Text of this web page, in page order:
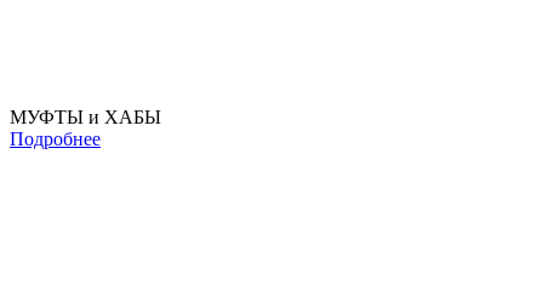
МУФТЫ и ХАБЫ
Подробнее